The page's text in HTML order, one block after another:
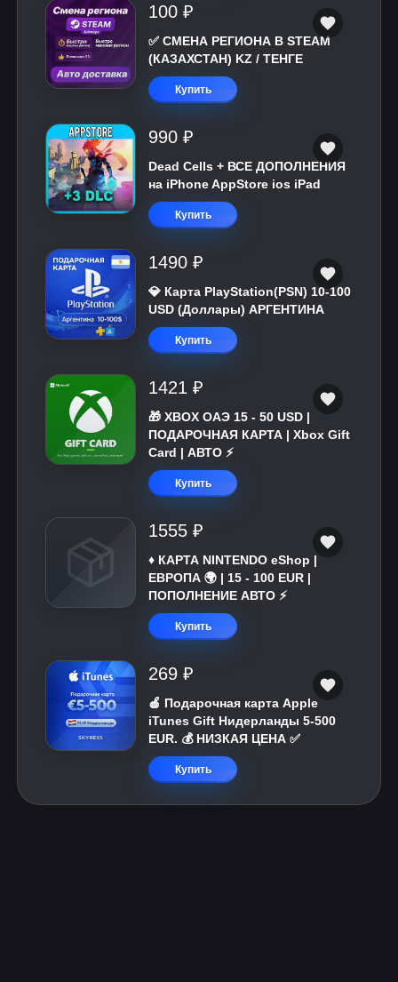
100 ₽
✅ СМЕНА РЕГИОНА В STEAM
(КАЗАХСТАН) KZ / ТЕНГЕ
Купить
990 ₽
Dead Cells + ВСЕ ДОПОЛНЕНИЯ
на iPhone AppStore ios iPad
Купить
1490 ₽
💎 Карта PlayStation(PSN) 10-100
USD (Доллары) АРГЕНТИНА
Купить
1421 ₽
🎁 XBOX ОАЭ 15 - 50 USD |
ПОДАРОЧНАЯ КАРТА | Xbox Gift
Card | АВТО ⚡
Купить
1555 ₽
♦️ КАРТА NINTENDO eShop |
ЕВРОПА 🌍 | 15 - 100 EUR |
ПОПОЛНЕНИЕ АВТО ⚡
Купить
269 ₽
🍎 Подарочная карта Apple
iTunes Gift Нидерланды 5-500
EUR. 💰 НИЗКАЯ ЦЕНА ✅
Купить